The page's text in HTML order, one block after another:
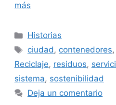
más
Categorías
Historias
Etiquetas
ciudad, contenedores,
Reciclaje, residuos,
sistema, sostenibilidad
Deja un comentario